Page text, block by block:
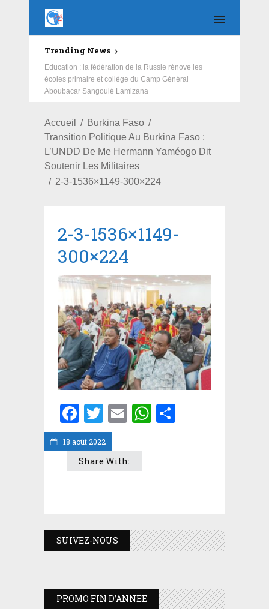
Trending News
Education : la fédération de la Russie rénove les
écoles primaire et collège du Camp Général
Aboubacar Sangoulé Lamizana
Accueil
Burkina Faso
Transition Politique Au Burkina Faso :
L’UNDD De Me Hermann Yaméogo Dit
Soutenir Les Militaires
2-3-1536×1149-300×224
18 août 2022
2-3-1536×1149-
300×224
Facebook
Twitter
EmailWhatsApp
Share With:
SUIVEZ-NOUS
PROMO FIN D’ANNEE